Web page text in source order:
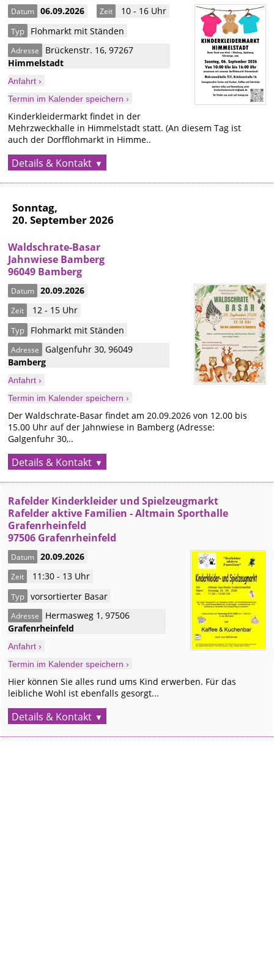
Datum 06.09.2026 Zeit 10 - 16 Uhr
Typ Flohmarkt mit Ständen
Adresse Brückenstr. 16,97267
Himmelstadt
Anfahrt ›
Termin im Kalender speichern ›
Kinderkleidermarkt findet in der
Mehrzweckhalle in Himmelstadt statt. (An diesem Tag ist
auch der Dorfflohmarkt in Himme..
Details & Kontakt
Sonntag,
20. September 2026
Waldschrate-Basar
Jahnwiese Bamberg
96049 Bamberg
Datum 20.09.2026
Zeit 12 - 15 Uhr
Typ Flohmarkt mit Ständen
Adresse Galgenfuhr 30,96049
Bamberg
Anfahrt ›
Termin im Kalender speichern ›
Der Waldschrate-Basar findet am 20.09.2026 von 12.00 bis
15.00 Uhr auf der Jahnwiese in Bamberg (Adresse:
Galgenfuhr 30,..
Details & Kontakt
Rafelder Kinderkleider und Spielzeugmarkt
Rafelder aktive Familien - Altmain Sporthalle
Grafenrheinfeld
97506 Grafenrheinfeld
Datum 20.09.2026
Zeit 11:30 - 13 Uhr
Typ vorsortierter Basar
Adresse Hermasweg 1,97506
Grafenrheinfeld
Anfahrt ›
Termin im Kalender speichern ›
Hier können Sie alles rund ums Kind erwerben. Für das
leibliche Wohl ist ebenfalls gesorgt...
Details & Kontakt